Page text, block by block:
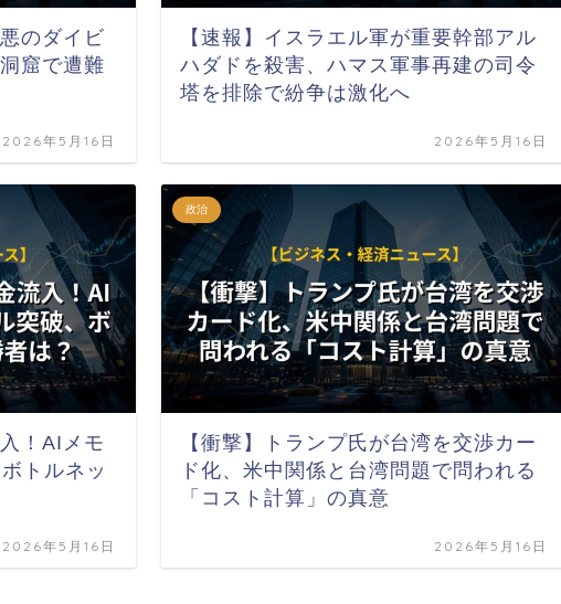
のダイビ
窟で遭難
2026年5月16日
【速報】イスラエル軍が重要幹部アル
ハダドを殺害、ハマス軍事再建の司令
塔を排除で紛争は激化へ
2026年5月16日
！AIメモ
トルネッ
2026年5月16日
政治
【衝撃】トランプ氏が台湾を交渉カー
ド化、米中関係と台湾問題で問われる
「コスト計算」の真意
2026年5月16日